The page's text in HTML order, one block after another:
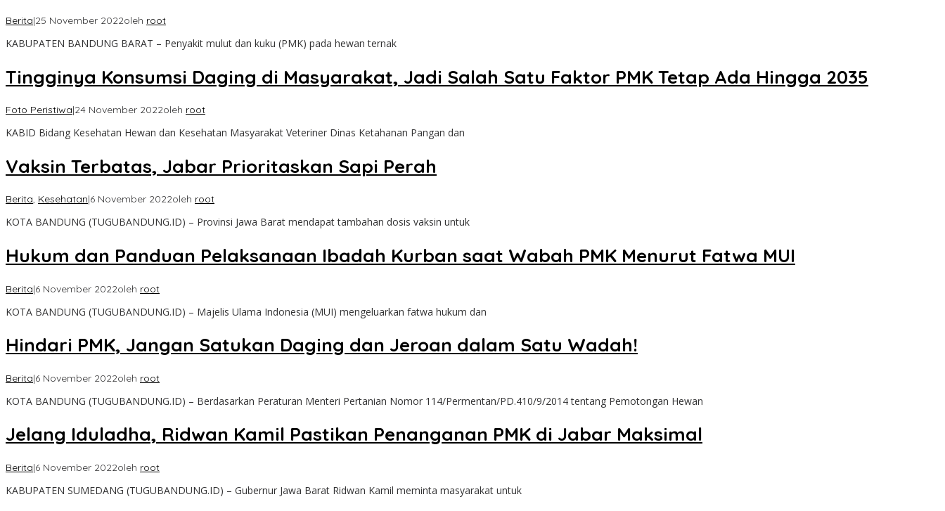
Berita|25 November 2022oleh root
KABUPATEN BANDUNG BARAT – Penyakit mulut dan kuku (PMK) pada hewan ternak
Tingginya Konsumsi Daging di Masyarakat, Jadi Salah Satu Faktor PMK Tetap Ada Hingga 2035
Foto Peristiwa|24 November 2022oleh root
KABID Bidang Kesehatan Hewan dan Kesehatan Masyarakat Veteriner Dinas Ketahanan Pangan dan
Vaksin Terbatas, Jabar Prioritaskan Sapi Perah
Berita, Kesehatan|6 November 2022oleh root
KOTA BANDUNG (TUGUBANDUNG.ID) – Provinsi Jawa Barat mendapat tambahan dosis vaksin untuk
Hukum dan Panduan Pelaksanaan Ibadah Kurban saat Wabah PMK Menurut Fatwa MUI
Berita|6 November 2022oleh root
KOTA BANDUNG (TUGUBANDUNG.ID) – Majelis Ulama Indonesia (MUI) mengeluarkan fatwa hukum dan
Hindari PMK, Jangan Satukan Daging dan Jeroan dalam Satu Wadah!
Berita|6 November 2022oleh root
KOTA BANDUNG (TUGUBANDUNG.ID) – Berdasarkan Peraturan Menteri Pertanian Nomor 114/Permentan/PD.410/9/2014 tentang Pemotongan Hewan
Jelang Iduladha, Ridwan Kamil Pastikan Penanganan PMK di Jabar Maksimal
Berita|6 November 2022oleh root
KABUPATEN SUMEDANG (TUGUBANDUNG.ID) – Gubernur Jawa Barat Ridwan Kamil meminta masyarakat untuk